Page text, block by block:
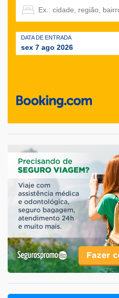
DATA DE ENTRADA
sex 7 ago 2026